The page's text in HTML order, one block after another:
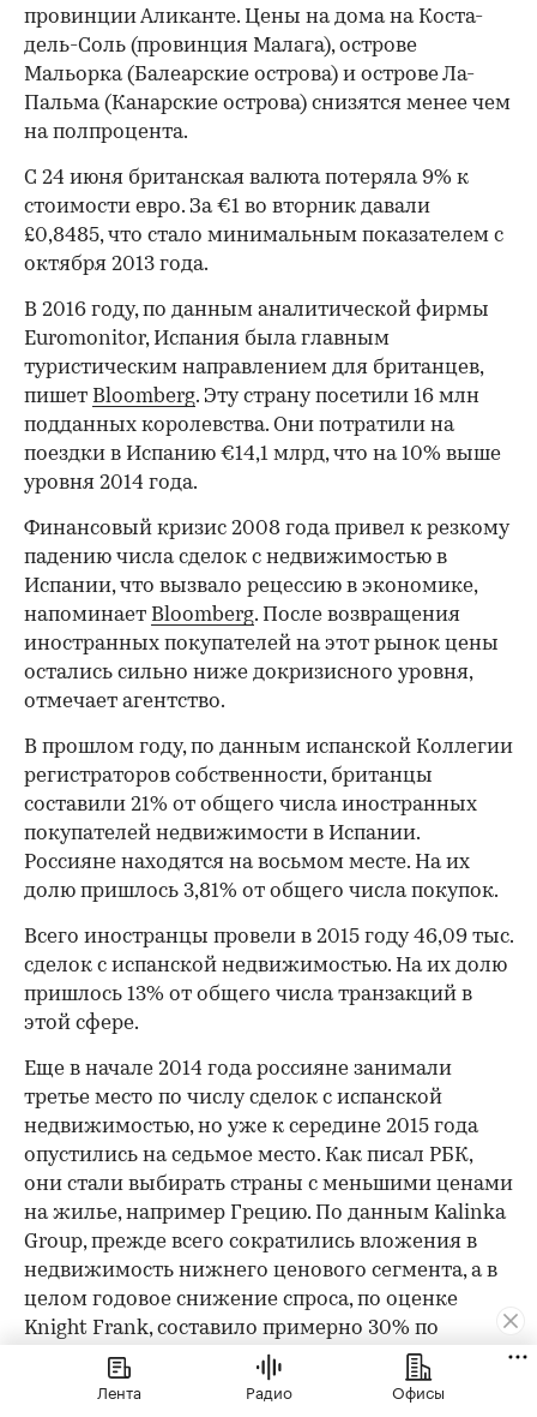
провинции Аликанте. Цены на дома на Коста-
дель-Соль (провинция Малага), острове
Мальорка (Балеарские острова) и острове Ла-
Пальма (Канарские острова) снизятся менее чем
на полпроцента.
С 24 июня британская валюта потеряла 9% к
стоимости евро. За €1 во вторник давали
£0,8485, что стало минимальным показателем с
октября 2013 года.
В 2016 году, по данным аналитической фирмы
Euromonitor, Испания была ​главным
туристическим направлением для британцев,
пишет Bloomberg. Эту страну посетили 16 млн
подданных королевства. Они потратили на
поездки в Испанию €14,1 млрд, что на 10% выше
уровня 2014 года.
Финансовый кризис 2008 года привел к резкому
падению числа сделок с недвижимостью в
Испании, что вызвало рецессию в экономике,
напоминает Bloomberg. После возвращения
иностранных покупателей на этот рынок цены
остались сильно ниже докризисного уровня,
отмечает агентство.
В прошлом году, по данным испанской Коллегии
регистраторов собственности, британцы
составили 21% от общего числа иностранных
покупателей недвижимости в Испании.
Россияне находятся на восьмом месте. На их
долю пришлось 3,81% от общего числа покупок.
Всего иностранцы провели в 2015 году 46,09 тыс.
сделок с испанской недвижимостью. На их долю
пришлось 13% от общего числа транзакций в
этой сфере.
Еще в начале 2014 года россияне занимали
третье место по числу сделок с испанской
недвижимостью, но уже к середине 2015 года
опустились на седьмое место. Как писал РБК,
они стали выбирать страны с меньшими ценами
на жилье, например​ Грецию. По данным Kalinka
Group, прежде всего сократились вложения в
недвижимость нижнего ценового сегмента, а в
целом годовое снижение спроса, по оценке
Knight Frank, составило примерно 30% по
отношению к 2014 году.
Андрей Кузнецов
Лента Радио Офисы